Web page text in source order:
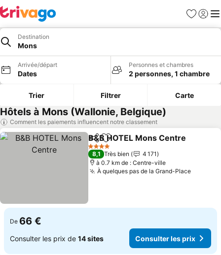
Favoris
Se
Destination
Mons
Arrivée/départ
Dates
Personnes et chambres
2 personnes, 1 chambre
Trier Filtrer Carte
Hôtels à Mons (Wallonie, Belgique)
Comment les paiements influencent notre classement
PartagerAjouter à mes favoris
B&B HOTEL Mons Centre
4 Étoiles
8,1 Très bien
4 171
à 0.7 km de : Centre-ville
À quelques pas de la Grand-Place
De 66 €
Consulter les prix de 14 sites Consulter les prix